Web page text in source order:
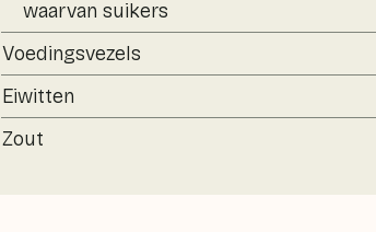
waarvan suikers
Voedingsvezels
Eiwitten
Zout